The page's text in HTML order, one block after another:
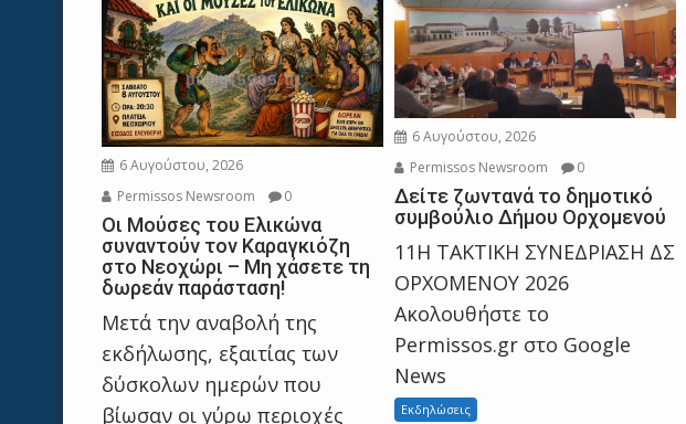
6 Αυγούστου, 2026
Permissos Newsroom
0
Οι Μούσες του Ελικώνα
συναντούν τον Καραγκιόζη
στο Νεοχώρι – Μη χάσετε τη
δωρεάν παράσταση!
Μετά την αναβολή της
εκδήλωσης, εξαιτίας των
δύσκολων ημερών που
βίωσαν οι γύρω περιοχές
6 Αυγούστου, 2026
Permissos Newsroom
0
Δείτε ζωντανά το δημοτικό
συμβούλιο Δήμου Ορχομενού
11Η ΤΑΚΤΙΚΗ ΣΥΝΕΔΡΙΑΣΗ ΔΣ
ΟΡΧΟΜΕΝΟΥ 2026
Ακολουθήστε το
Permissos.gr στο Google
News
Εκδηλώσεις